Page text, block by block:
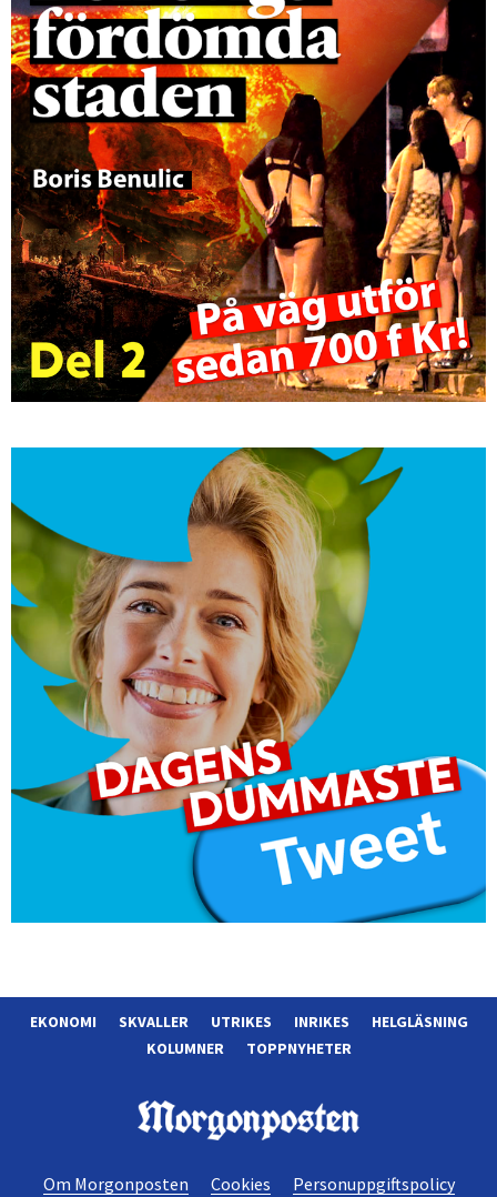
EKONOMI SKVALLER UTRIKES INRIKES
HELGLÄSNING
KOLUMNER
TOPPNYHETER
Om Morgonposten Cookies Personuppgiftspolicy